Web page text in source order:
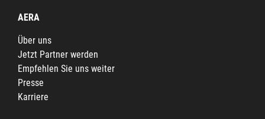
AERA
Über uns
Jetzt Partner werden
Empfehlen Sie uns weiter
Presse
Karriere